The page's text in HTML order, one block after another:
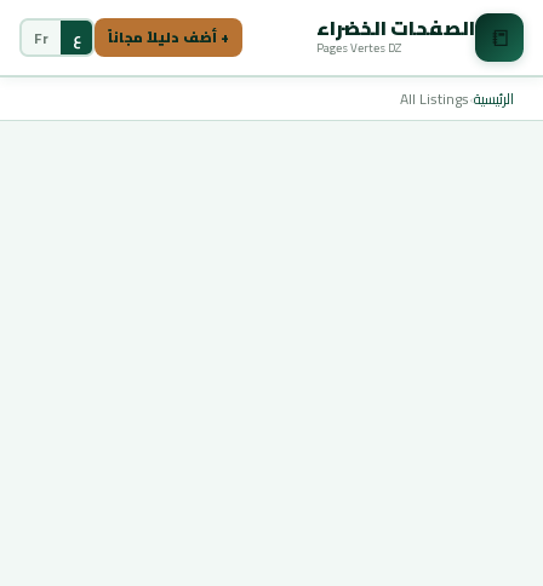
📒 الصفحات الخضراء
Pages Vertes DZ + أضف دليلاً مجاناً ع Fr
الرئيسية›
All Listings